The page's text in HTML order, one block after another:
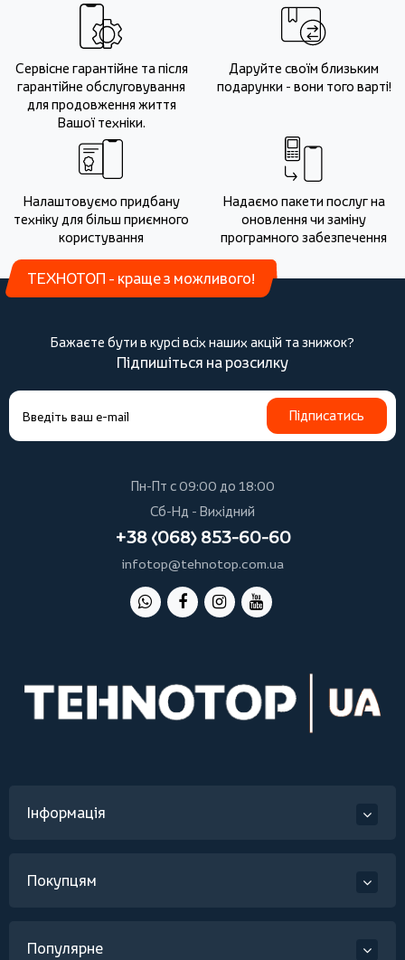
Сервісне гарантійне та після
гарантійне обслуговування
для продовження життя
Вашої техніки.
Даруйте своїм близьким
подарунки - вони того варті!
Налаштовуємо придбану
техніку для більш приємного
користування
Надаємо пакети послуг на
оновлення чи заміну
програмного забезпечення
ТЕХНОТОП - краще з можливого!
Бажаєте бути в курсі всіх наших акцій та знижок?
Підпишіться на розсилку
Підписатись
Пн-Пт с 09:00 до 18:00
Сб-Нд - Вихідний
+38 (068) 853-60-60
infotop@tehnotop.com.ua
Інформація
Покупцям
Популярне